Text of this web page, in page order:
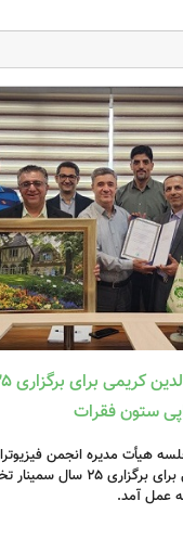
ستون فقرات
هیأت مدیره انجمن
دکتر نورالدین کریمی برای
عمل آمد.